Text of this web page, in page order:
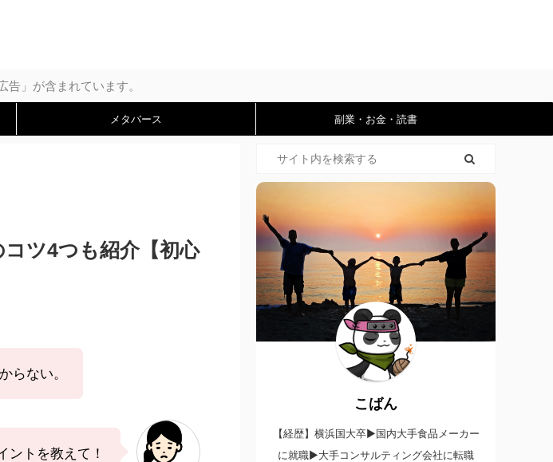
告」が含まれています。
メタバース 副業・お金・読書
ツ4つも紹介【初心
らない。
ントを教えて！
こばん
【経歴】横浜国大卒▶︎国内大手食品メーカー
に就職▶︎大手コンサルティング会社に転職